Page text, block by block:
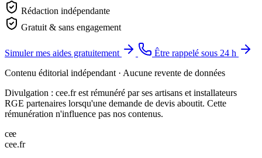
Rédaction indépendante
Gratuit & sans engagement
Simuler mes aides gratuitement
Être rappelé sous 24 h
Contenu éditorial indépendant · Aucune revente de données
Divulgation : cee.fr est rémunéré par ses artisans et installateurs
RGE partenaires lorsqu'une demande de devis aboutit. Cette
rémunération n'influence pas nos contenus.
cee
cee.fr